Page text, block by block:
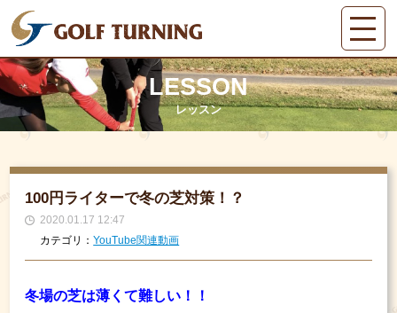
LESSON
レッスン
100円ライターで冬の芝対策！？
2020.01.17 12:47
カテゴリ：YouTube関連動画
冬場の芝は薄くて難しい！！